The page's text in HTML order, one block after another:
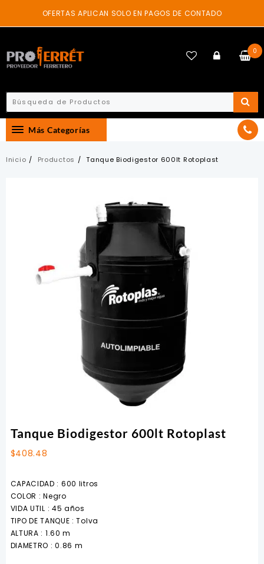
content
OFERTAS APLICAN SOLO EN PAGOS DE CONTADO
0
Más Categorías
Inicio Productos Tanque Biodigestor 600lt Rotoplast
Tanque Biodigestor 600lt Rotoplast
$408.48
CAPACIDAD : 600 litros
COLOR :Negro
VIDA UTIL : 45 años
TIPO DE TANQUE :Tolva
ALTURA : 1.60 m
DIAMETRO :0.86 m